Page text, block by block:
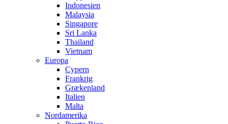
Indonesien
Malaysia
Singapore
Sri Lanka
Thailand
Vietnam
Europa
Cypern
Frankrig
Grækenland
Italien
Malta
Nordamerika